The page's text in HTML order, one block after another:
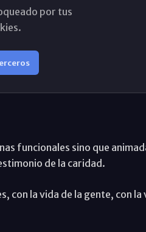
por tus
funcionales sino que
de la caridad.
con la vida de la gente, con la